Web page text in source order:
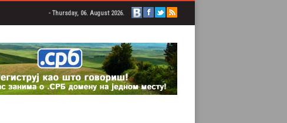
- Thursday, 06. August 2026.